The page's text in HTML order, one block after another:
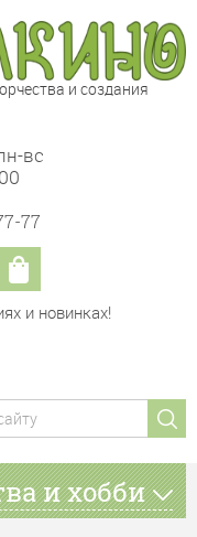
и создания
и новинках!
вс
77
и хобби